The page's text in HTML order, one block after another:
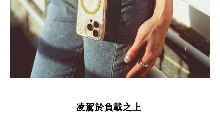
凌駕於負載之上